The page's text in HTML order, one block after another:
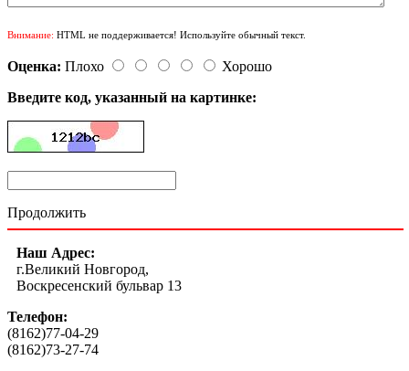
Внимание: HTML не поддерживается! Используйте обычный текст.
Оценка: Плохо
Хорошо
Введите код, указанный на картинке:
Продолжить
Наш Адрес:
г.Великий Новгород,
Воскресенский бульвар 13
Телефон:
(8162)77-04-29
(8162)73-27-74